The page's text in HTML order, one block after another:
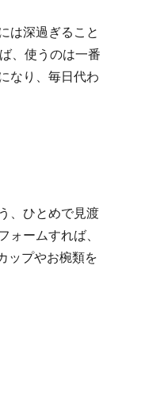
は深過ぎること
、使うのは一番
なり、毎日代わ
、ひとめで見渡
ォームすれば、
ップやお椀類を